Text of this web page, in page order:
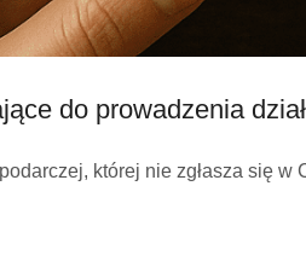
do prowadzenia
której nie zgłasza się